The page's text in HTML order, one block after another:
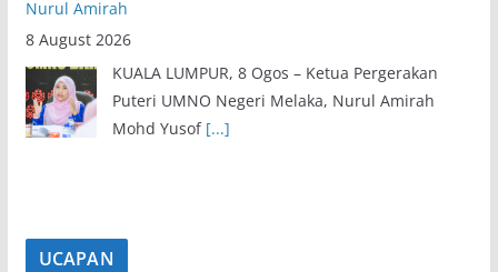
Exco Baharu Negeri Sembilan Tekad Terjemah Amanah,
Perkasa Agenda Rakyat
8 August 2026
SEREMBAN, 8 Ogos – Barisan Ahli Majlis
Mesyuarat Kerajaan Negeri (Exco) Negeri
UCAPAN